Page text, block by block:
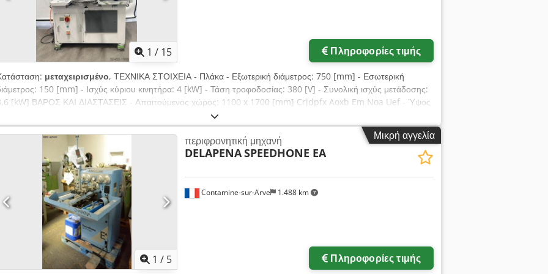
1 / 15 Πληροφορίες τιμής
μεταχειρισμένο, ΤΕΧΝΙΚΑ ΣΤΟΙΧΕΙΑ - Πλάκα - Εξωτερική διάμετρος: 750 [mm] - Εσωτερική
150 [mm] - Ισχύς κύριου κινητήρα: 4 [kW] - Τάση τροφοδοσίας: 380 [V] - Συνολική ισχύς μετάδοσης:
[kW] ΒΑΡΟΣ ΚΑΙ ΔΙΑΣΤΑΣΕΙΣ - Απαιτούμενος χώρος: 1100 x 1700 [mm] Crjdpfx Aoxb Em Noa Uef - Ύψος
2000 [mm] - Βάρος μηχανήματος: 1100 [kg] - Ώρες λειτουργίας: 5160 [ώρες]
Μικρή αγγελία
1 / 5
Contamine-sur-Arve 1.488 km
περιφρονητική μηχανή
DELAPENASPEEDHONE EA
Πληροφορίες τιμής